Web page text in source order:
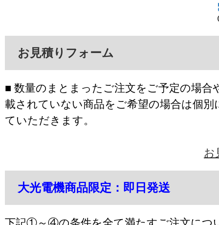
お見積りフォーム
■ 数量のまとまったご注文をご予定の場合
載されていない商品をご希望の場合は個別
ていただきます。
お
大光電機商品限定：即日発送